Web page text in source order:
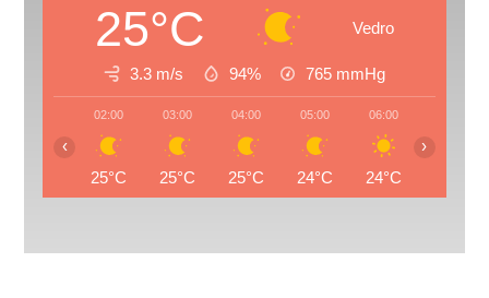
25°C Vedro
3.3 m/s 94% 765 mmHg
02:00
25°C
03:00
25°C
04:00
25°C
05:00
24°C
06:00
24°C
‹ ›